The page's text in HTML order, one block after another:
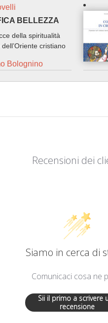
BELLEZZA
della spiritualità
cristiano
Bolognino
Recensioni dei
Siamo in cerca di
Comunicaci cosa ne
Sii il primo a scrivere
recensione